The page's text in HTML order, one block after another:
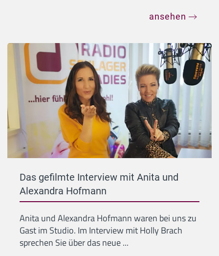
ansehen
Das gefilmte Interview mit Anita und
Alexandra Hofmann
Anita und Alexandra Hofmann waren bei uns zu
Gast im Studio. Im Interview mit Holly Brach
sprechen Sie über das neue ...